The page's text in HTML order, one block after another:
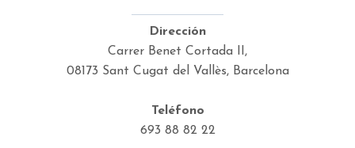
Dirección
Carrer Benet Cortada II,
08173 Sant Cugat del Vallès, Barcelona
Teléfono
693 88 82 22